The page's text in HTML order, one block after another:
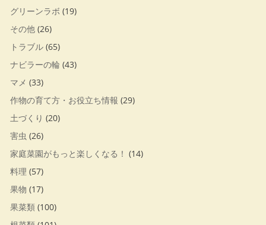
グリーンラボ (19)
その他 (26)
トラブル (65)
ナビラーの輪 (43)
マメ (33)
作物の育て方・お役立ち情報 (29)
土づくり (20)
害虫 (26)
家庭菜園がもっと楽しくなる！ (14)
料理 (57)
果物 (17)
果菜類 (100)